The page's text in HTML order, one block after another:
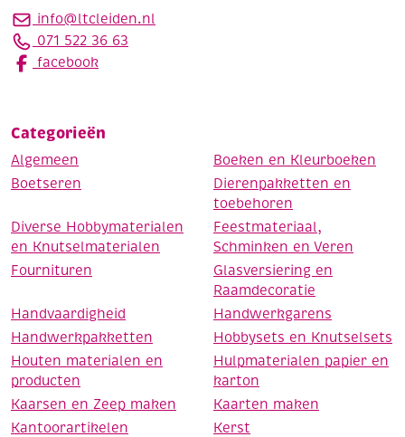
info@ltcleiden.nl
071 522 36 63
facebook
Categorieën
Algemeen
Boeken en Kleurboeken
Boetseren
Dierenpakketten en
toebehoren
Diverse Hobbymaterialen
en Knutselmaterialen
Feestmateriaal,
Schminken en Veren
Fournituren
Glasversiering en
Raamdecoratie
Handvaardigheid
Handwerkgarens
Handwerkpakketten
Hobbysets en Knutselsets
Houten materialen en
producten
Hulpmaterialen papier en
karton
Kaarsen en Zeep maken
Kaarten maken
Kantoorartikelen
Kerst